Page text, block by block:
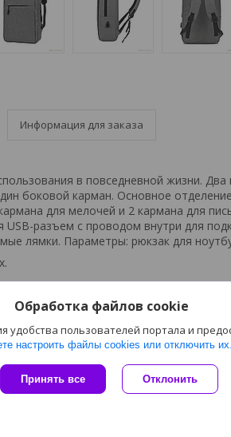
Информация для заказа
в повседневной жизни. Два
боковой карман. Основное
для мелочей и 2 кармана для
USB-разъем с проводом внутри для
лямки. Параметры: рюкзак для
см
Обработка файлов cookie
пользователей портала и
настроить файлы cookies или отключить их.
Принять все Отклонить